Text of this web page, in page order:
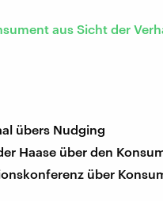
aus Sicht der
übers Nudging
Haase über den
über